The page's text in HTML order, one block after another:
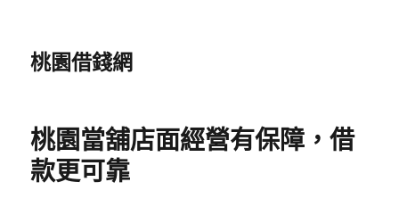
桃園借錢網
桃園當舖店面經營有保障，借
款更可靠